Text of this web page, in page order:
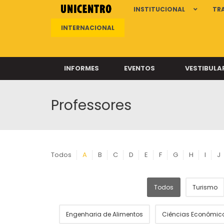
INSTITUCIONAL
INTERNACIONAL
INFORMES EVENTOS
Professores
Todos A B C D E F G H I J
Todos Turismo
Engenharia de Alimentos Ciências